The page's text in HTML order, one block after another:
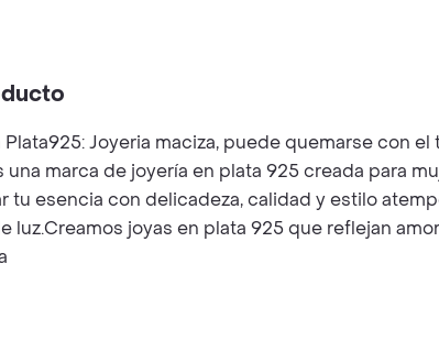
Plata925: Joyeria maciza, puede quemarse
una marca de joyería en plata 925 creada para
tu esencia con delicadeza, calidad y estilo
luz.Creamos joyas en plata 925 que reflejan